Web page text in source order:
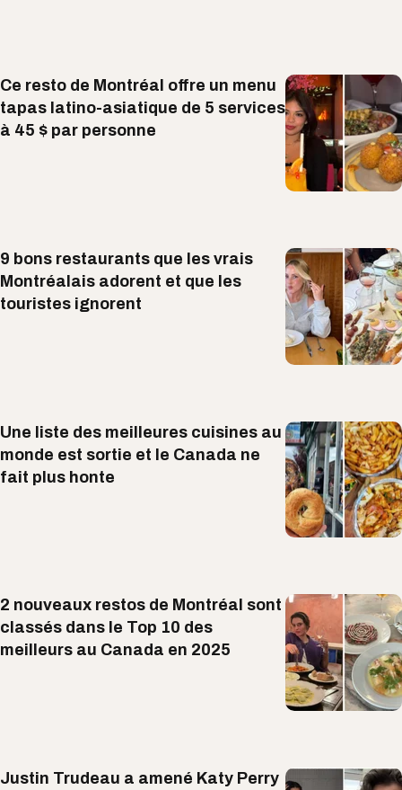
Ce resto de Montréal offre un menu
tapas latino-asiatique de 5 services
à 45 $ par personne
9 bons restaurants que les vrais
Montréalais adorent et que les
touristes ignorent
Une liste des meilleures cuisines au
monde est sortie et le Canada ne
fait plus honte
2 nouveaux restos de Montréal sont
classés dans le Top 10 des
meilleurs au Canada en 2025
Justin Trudeau a amené Katy Perry